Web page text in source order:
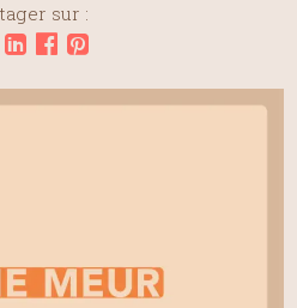
sur :